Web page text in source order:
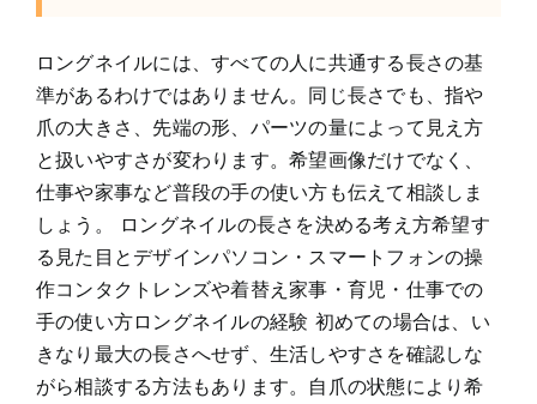
ロングネイルには、すべての人に共通する長さの基
準があるわけではありません。同じ長さでも、指や
爪の大きさ、先端の形、パーツの量によって見え方
と扱いやすさが変わります。希望画像だけでなく、
仕事や家事など普段の手の使い方も伝えて相談しま
しょう。 ロングネイルの長さを決める考え方希望す
る見た目とデザインパソコン・スマートフォンの操
作コンタクトレンズや着替え家事・育児・仕事での
手の使い方ロングネイルの経験 初めての場合は、い
きなり最大の長さへせず、生活しやすさを確認しな
がら相談する方法もあります。自爪の状態により希